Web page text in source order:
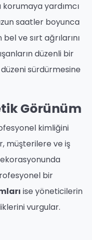
korumaya yardımcı
saatler boyunca
ve sırt ağrılarını
düzenli bir
sürdürmesine
Görünüm
kimliğini
müşterilere ve iş
bir
ise yöneticilerin
vurgular.